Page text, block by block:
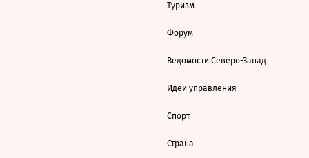
Туризм
Форум
Ведомости Северо-Запад
Идеи управления
Спорт
Страна